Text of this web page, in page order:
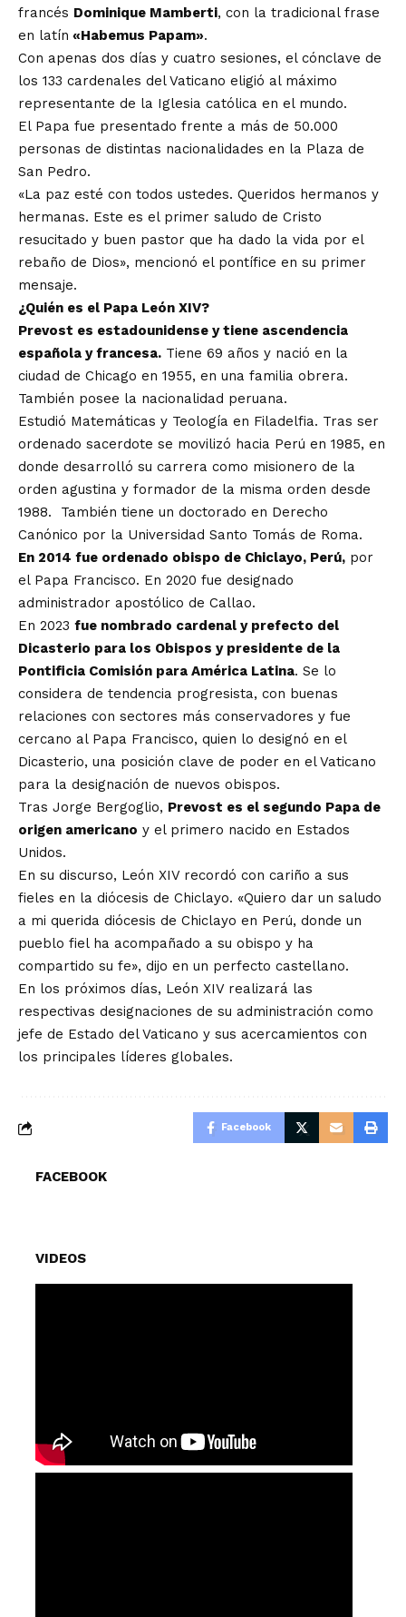
francés Dominique Mamberti, con la tradicional frase
en latín «Habemus Papam».
Con apenas dos días y cuatro sesiones, el cónclave de
los 133 cardenales del Vaticano eligió al máximo
representante de la Iglesia católica en el mundo.
El Papa fue presentado frente a más de 50.000
personas de distintas nacionalidades en la Plaza de
San Pedro.
«La paz esté con todos ustedes. Queridos hermanos y
hermanas. Este es el primer saludo de Cristo
resucitado y buen pastor que ha dado la vida por el
rebaño de Dios», mencionó el pontífice en su primer
mensaje.
¿Quién es el Papa León XIV?
Prevost es estadounidense y tiene ascendencia
española y francesa. Tiene 69 años y nació en la
ciudad de Chicago en 1955, en una familia obrera.
También posee la nacionalidad peruana.
Estudió Matemáticas y Teología en Filadelfia. Tras ser
ordenado sacerdote se movilizó hacia Perú en 1985, en
donde desarrolló su carrera como misionero de la
orden agustina y formador de la misma orden desde
1988. También tiene un doctorado en Derecho
Canónico por la Universidad Santo Tomás de Roma.
En 2014 fue ordenado obispo de Chiclayo, Perú, por
el Papa Francisco. En 2020 fue designado
administrador apostólico de Callao.
En 2023 fue nombrado cardenal y prefecto del
Dicasterio para los Obispos y presidente de la
Pontificia Comisión para América Latina. Se lo
considera de tendencia progresista, con buenas
relaciones con sectores más conservadores y fue
cercano al Papa Francisco, quien lo designó en el
Dicasterio, una posición clave de poder en el Vaticano
para la designación de nuevos obispos.
Tras Jorge Bergoglio, Prevost es el segundo Papa de
origen americano y el primero nacido en Estados
Unidos.
En su discurso, León XIV recordó con cariño a sus
fieles en la diócesis de Chiclayo. «Quiero dar un saludo
a mi querida diócesis de Chiclayo en Perú, donde un
pueblo fiel ha acompañado a su obispo y ha
compartido su fe», dijo en un perfecto castellano.
En los próximos días, León XIV realizará las
respectivas designaciones de su administración como
jefe de Estado del Vaticano y sus acercamientos con
los principales líderes globales.
Facebook
FACEBOOK
VIDEOS